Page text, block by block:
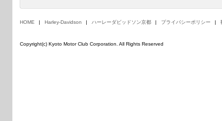
HOME Harley-Davidson ハーレーダビッドソン京都 プライバシーポリシー
Copyright(c) Kyoto Motor Club Corporation. All Rights Reserved